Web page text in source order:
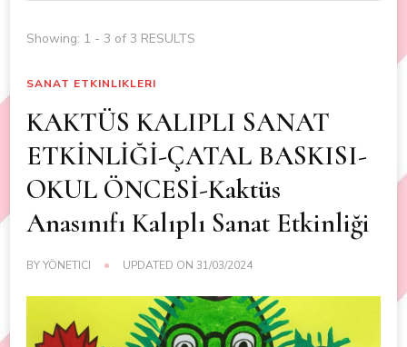
Showing: 1 - 3 of 3 RESULTS
SANAT ETKINLIKLERI
KAKTÜS KALIPLI SANAT
ETKİNLİĞİ-ÇATAL BASKISI-
OKUL ÖNCESİ-Kaktüs
Anasınıfı Kalıplı Sanat Etkinliği
BYYÖNETICI UPDATED ON 31/03/2024